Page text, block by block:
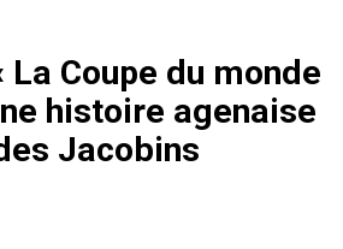
La Coupe du monde
histoire agenaise
Jacobins